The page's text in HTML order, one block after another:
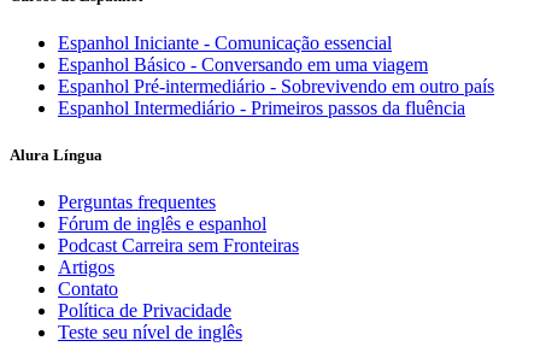
Espanhol Iniciante - Comunicação essencial
Espanhol Básico - Conversando em uma viagem
Espanhol Pré-intermediário - Sobrevivendo em outro país
Espanhol Intermediário - Primeiros passos da fluência
Alura Língua
Perguntas frequentes
Fórum de inglês e espanhol
Podcast Carreira sem Fronteiras
Artigos
Contato
Política de Privacidade
Teste seu nível de inglês